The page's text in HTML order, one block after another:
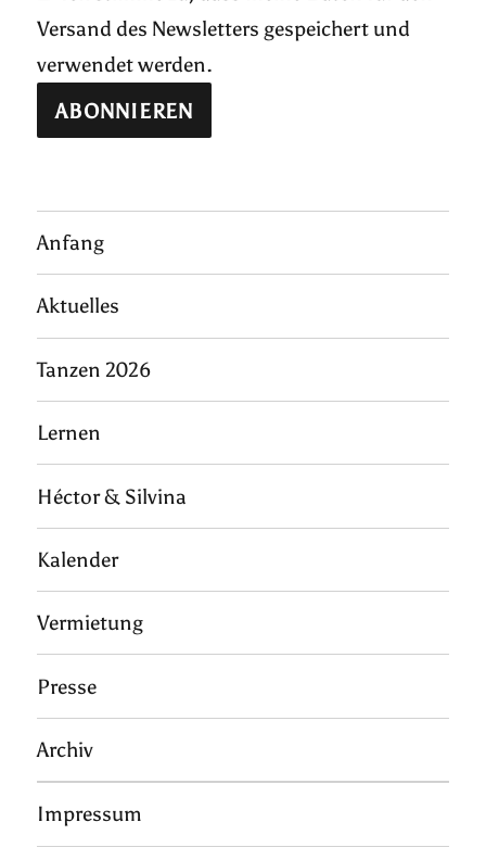
Versand des Newsletters gespeichert und
verwendet werden.
Anfang
Aktuelles
Tanzen 2026
Lernen
Héctor & Silvina
Kalender
Vermietung
Presse
Archiv
Impressum